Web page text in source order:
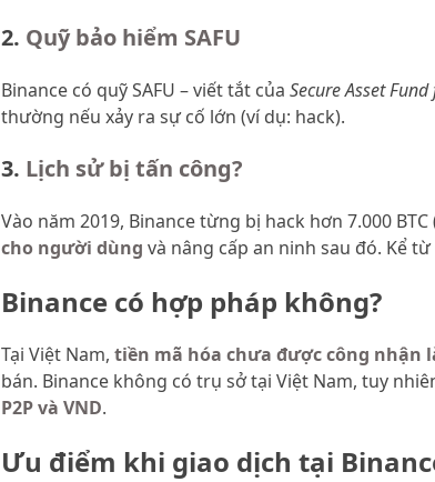
2. Quỹ bảo hiểm SAFU
Binance có quỹ SAFU – viết tắt của Secure Asset
thường nếu xảy ra sự cố lớn (ví dụ: hack).
3. Lịch sử bị tấn công?
Vào năm 2019, Binance từng bị hack hơn 7.000
cho người dùng và nâng cấp an ninh sau đó. Kể
Binance có hợp pháp không?
Tại Việt Nam, tiền mã hóa chưa được công
bán. Binance không có trụ sở tại Việt Nam, tuy
P2P và VND.
Ưu điểm khi giao dịch tại